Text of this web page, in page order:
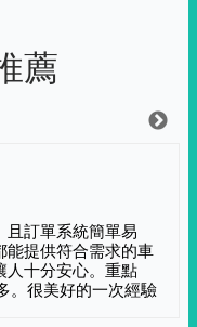
薦
且訂單系統簡單易
能提供符合需求的車
人十分安心。重點
。很美好的一次經驗